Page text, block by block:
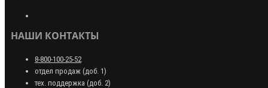
НАШИ КОНТАКТЫ
8-800-100-25-52
отдел продаж (доб. 1)
тех. поддержка (доб. 2)